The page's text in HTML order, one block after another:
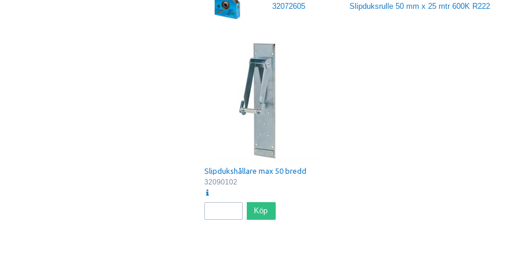
32072605 Slipduksrulle 50 mm x 25 mtr 600K R222
Slipdukshållare max 50 bredd
32090102
Köp